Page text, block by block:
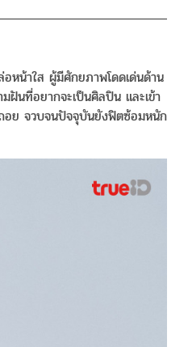
หน้าใส ผู้มีศักยภาพโดดเด่นด้าน
ฝันที่อยากจะเป็นศิลปิน และเข้า
ถอย จวบจนปัจจุบันยังฟิตซ้อมหนัก